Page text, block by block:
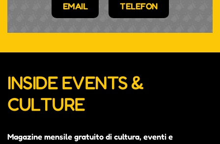
EMAIL TELEFON
INSIDE EVENTS &
CULTURE
Magazine mensile gratuito di cultura, eventi e